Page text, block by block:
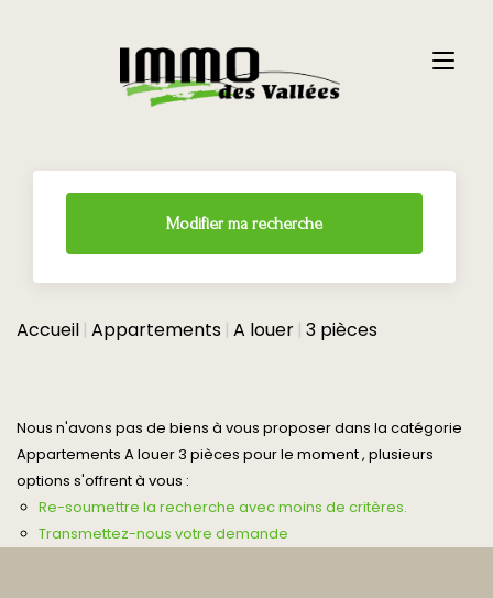
Modifier ma recherche
Accueil Appartements A louer 3 pièces
Nous n'avons pas de biens à vous proposer dans la catégorie
Appartements A louer 3 pièces pour le moment , plusieurs
options s'offrent à vous :
Re-soumettre la recherche avec moins de critères.
Transmettez-nous votre demande